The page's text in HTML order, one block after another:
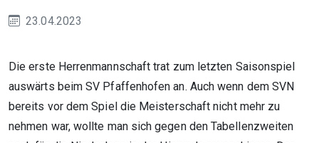
23.04.2023
Die erste Herrenmannschaft trat zum letzten Saisonspiel
auswärts beim SV Pfaffenhofen an. Auch wenn dem SVN
bereits vor dem Spiel die Meisterschaft nicht mehr zu
nehmen war, wollte man sich gegen den Tabellenzweiten